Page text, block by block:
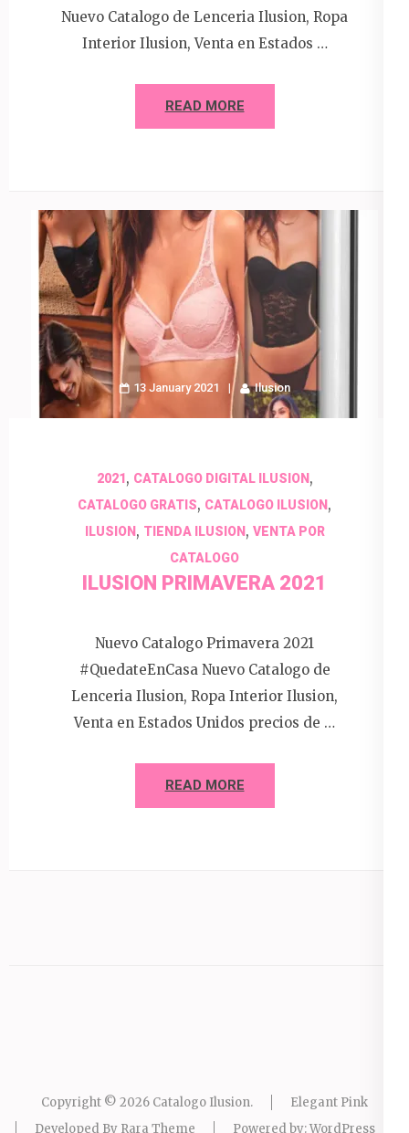
Nuevo Catalogo de Lenceria Ilusion, Ropa
Interior Ilusion, Venta en Estados …
READ MORE
13 January 2021 Ilusion
2021, CATALOGO DIGITAL ILUSION,
CATALOGO GRATIS, CATALOGO ILUSION ,
ILUSION, TIENDA ILUSION, VENTA POR
CATALOGO
ILUSION PRIMAVERA 2021
Nuevo Catalogo Primavera 2021
#QuedateEnCasa Nuevo Catalogo de
Lenceria Ilusion, Ropa Interior Ilusion,
Venta en Estados Unidos precios de …
READ MORE
Copyright © 2026 Catalogo Ilusion.
Elegant Pink
Developed By Rara Theme Powered by:WordPress